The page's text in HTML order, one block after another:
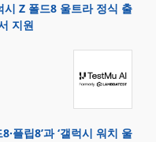
Z 폴드8 울트라 정식 출
지원
플립8’과 ‘갤럭시 워치 울